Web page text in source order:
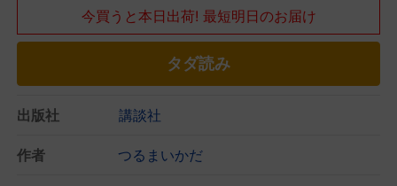
今買うと本日出荷! 最短明日のお届け
タダ読み
出版社 講談社
作者 つるまいかだ